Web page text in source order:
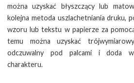
można uzyskać błyszczący lub
kolejna metoda uszlachetniania druku,
wzoru lub tekstu w papierze za
temu można uzyskać
odczuwalny pod palcami i doda
charakteru.